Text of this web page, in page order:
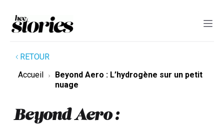
RETOUR
Accueil
Beyond Aero : L’hydrogène sur un petit
nuage
Beyond Aero :